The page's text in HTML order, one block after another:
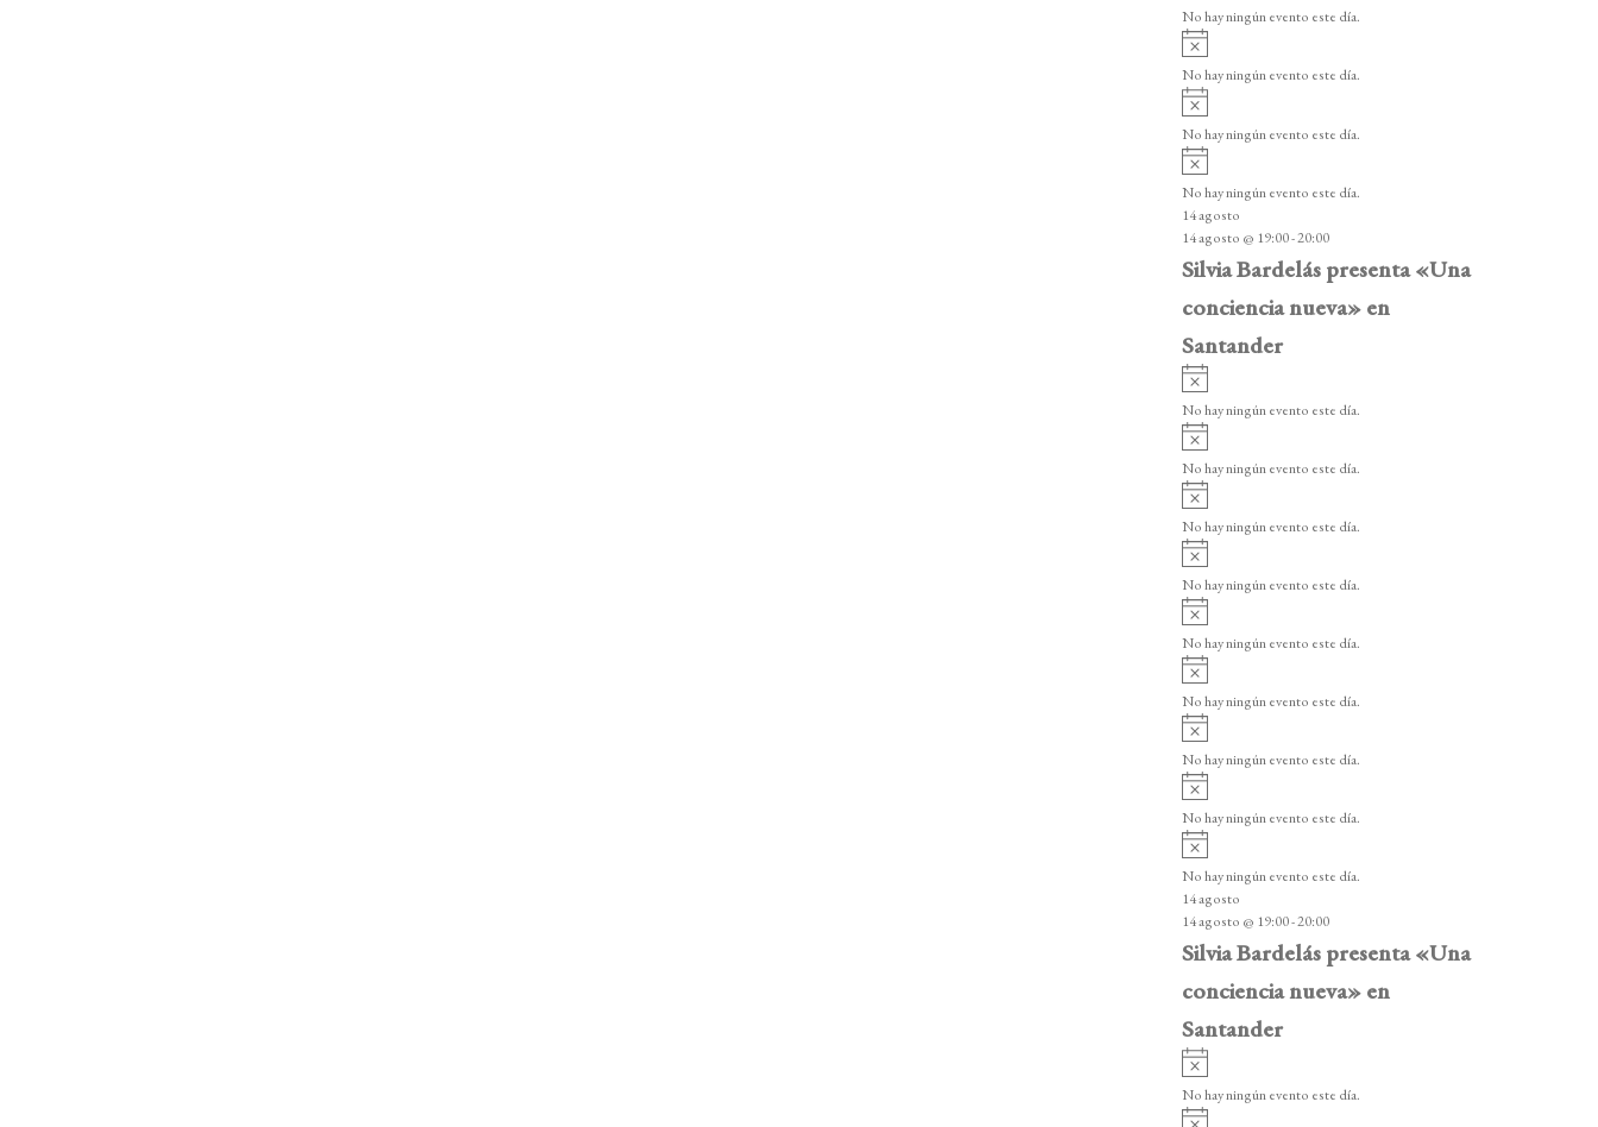
e
n
t
o
s
o
i
o
No hay ningún evento este día.
v
i
o
No hay ningún evento este día.
A
v
i
o
No hay ningún evento este día.
A
v
i
s
o
No hay ningún evento este día.
14 agosto
14 agosto @ 19:00-20:00
Silvia Bardelás presenta «Una
conciencia nueva» en
Santander
v
i
o
No hay ningún evento este día.
v
i
o
No hay ningún evento este día.
v
i
o
No hay ningún evento este día.
v
i
o
No hay ningún evento este día.
v
i
o
No hay ningún evento este día.
v
i
o
No hay ningún evento este día.
v
i
o
No hay ningún evento este día.
v
i
o
No hay ningún evento este día.
v
i
s
o
No hay ningún evento este día.
14 agosto
14 agosto @ 19:00-20:00
Silvia Bardelás presenta «Una
conciencia nueva» en
Santander
A
v
i
No hay ningún evento este día.
A